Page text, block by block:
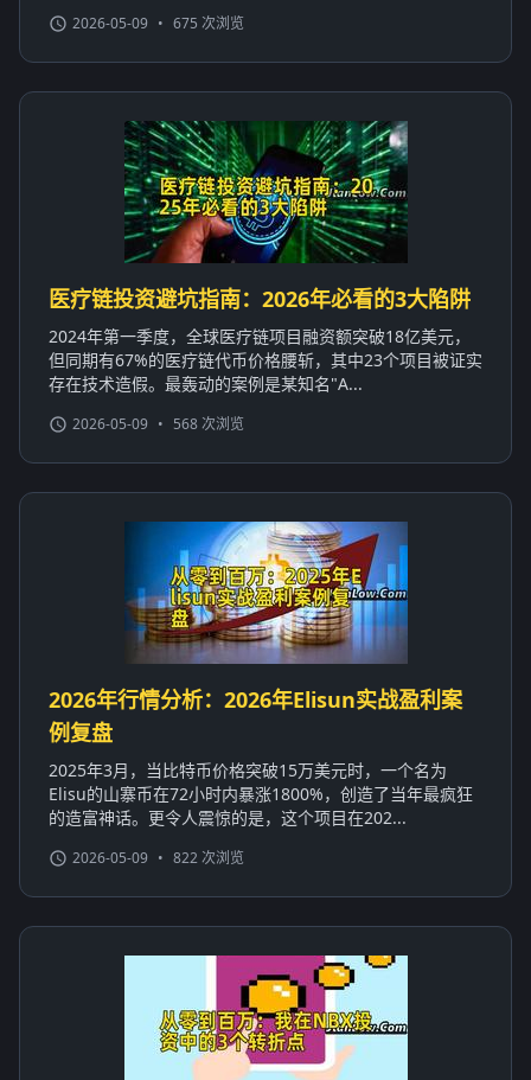
2026-05-09 • 675 次浏览
医疗链投资避坑指南：2026年必看的3大陷阱
2024年第一季度，全球医疗链项目融资额突破18亿美元，
但同期有67%的医疗链代币价格腰斩，其中23个项目被证实
存在技术造假。最轰动的案例是某知名"A...
2026-05-09 • 568 次浏览
2026年行情分析：2026年Elisun实战盈利案
例复盘
2025年3月，当比特币价格突破15万美元时，一个名为
Elisu的山寨币在72小时内暴涨1800%，创造了当年最疯狂
的造富神话。更令人震惊的是，这个项目在202...
2026-05-09 • 822 次浏览